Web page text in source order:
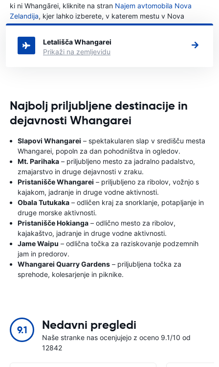
ki ni Whangārei, kliknite na stran Najem avtomobila Nova
Zelandija, kjer lahko izberete, v katerem mestu v Nova
Zelandija želite najeti avto.
Letališča Whangarei
Prikaži na zemljevidu
Najbolj priljubljene destinacije in
dejavnosti Whangarei
Slapovi Whangarei – spektakularen slap v središču mesta
Whangarei, popoln za dan pohodništva in ogledov.
Mt. Parihaka – priljubljeno mesto za jadralno padalstvo,
zmajarstvo in druge dejavnosti v zraku.
Pristanišče Whangarei – priljubljeno za ribolov, vožnjo s
kajakom, jadranje in druge vodne aktivnosti.
Obala Tutukaka – odličen kraj za snorklanje, potapljanje in
druge morske aktivnosti.
Pristanišče Hokianga – odlično mesto za ribolov,
kajakaštvo, jadranje in druge vodne aktivnosti.
Jame Waipu – odlična točka za raziskovanje podzemnih
jam in predorov.
Whangarei Quarry Gardens – priljubljena točka za
sprehode, kolesarjenje in piknike.
9.1 Nedavni pregledi
Naše stranke nas ocenjujejo z oceno 9.1/10 od
12842